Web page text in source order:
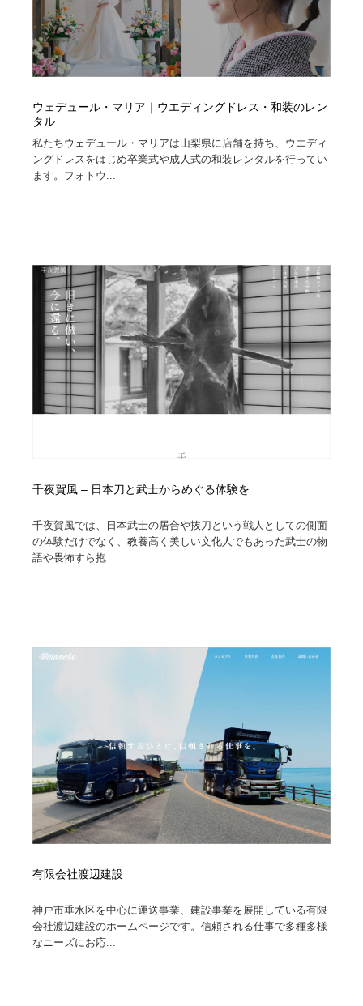
ウェデュール・マリア｜ウエディングドレス・和装のレン
タル
私たちウェデュール・マリアは山梨県に店舗を持ち、ウエディ
ングドレスをはじめ卒業式や成人式の和装レンタルを行ってい
ます。フォトウ...
千夜賀風 – 日本刀と武士からめぐる体験を
千夜賀風では、日本武士の居合や抜刀という戦人としての側面
の体験だけでなく、教養高く美しい文化人でもあった武士の物
語や畏怖すら抱...
有限会社渡辺建設
神戸市垂水区を中心に運送事業、建設事業を展開している有限
会社渡辺建設のホームページです。信頼される仕事で多種多様
なニーズにお応...